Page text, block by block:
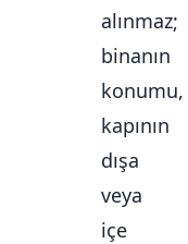
alınmaz;
binanın
konumu,
kapının
dışa
veya
içe